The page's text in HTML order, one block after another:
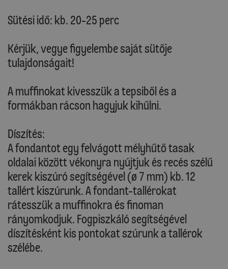
Sütési idő: kb. 20-25 perc
Kérjük, vegye figyelembe saját sütője
tulajdonságait!
A muffinokat kivesszük a tepsiből és a
formákban rácson hagyjuk kihűlni.
Díszítés:
A fondantot egy felvágott mélyhűtő tasak
oldalai között vékonyra nyújtjuk és recés szélű
kerek kiszúró segítségével (ø 7 mm) kb. 12
tallért kiszúrunk. A fondant-tallérokat
rátesszük a muffinokra és finoman
rányomkodjuk. Fogpiszkáló segítségével
díszítésként kis pontokat szúrunk a tallérok
szélébe.